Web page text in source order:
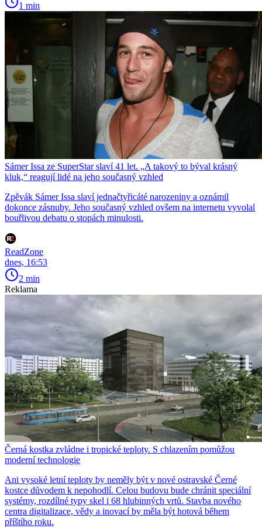
1 min
Sámer Issa ze SuperStar slaví 41 let. „A takový to býval krásný
kluk,“ reagují lidé na jeho současný vzhled
Zpěvák Sámer Issa slaví jednačtyřicáté narozeniny a oznámil
dokonce zásnuby. Jeho současný vzhled ovšem na internetu vyvolal
bouřlivou debatu o stopách minulosti.
ReadZone
dnes, 16:53
2 min
Reklama
Černá kostka zvládne i tropické teploty. S chlazením pomůžou
moderní technologie
Ani vysoké letní teploty by neměly být v nové ostravské Černé
kostce důvodem k nepohodlí. Celou budovu bude chránit speciální
systémy, rozdílné typy skel i 68 hlubinných vrtů. Stavba nového
centra digitalizace, vědy a inovací by měla být hotová během
příštího roku.